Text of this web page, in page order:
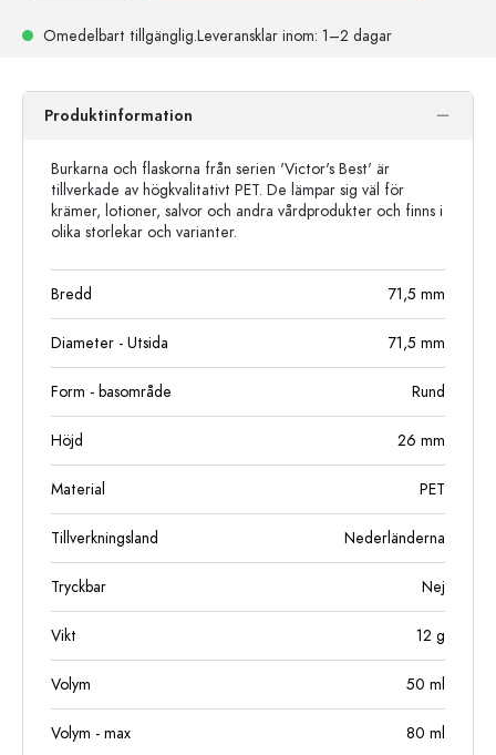
Omedelbart tillgänglig.Leveransklar inom: 1–2 dagar
Produktinformation
Burkarna och flaskorna från serien 'Victor's Best' är
tillverkade av högkvalitativt PET. De lämpar sig väl för
krämer, lotioner, salvor och andra vårdprodukter och finns i
olika storlekar och varianter.
Bredd 71,5 mm
Diameter - Utsida 71,5 mm
Form - basområde Rund
Höjd 26 mm
Material PET
Tillverkningsland Nederländerna
Tryckbar Nej
Vikt 12 g
Volym 50 ml
Volym - max 80 ml